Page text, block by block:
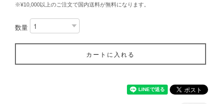
※¥10,000以上のご注文で国内送料が無料になります。
数量
カートに入れる